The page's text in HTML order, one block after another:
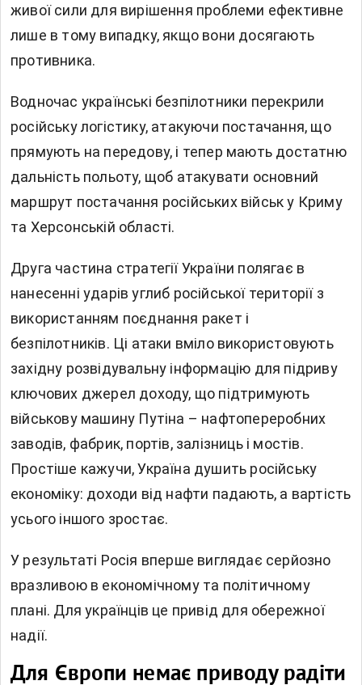
живої сили для вирішення проблеми ефективне
лише в тому випадку, якщо вони досягають
противника.
Водночас українські безпілотники перекрили
російську логістику, атакуючи постачання, що
прямують на передову, і тепер мають достатню
дальність польоту, щоб атакувати основний
маршрут постачання російських військ у Криму
та Херсонській області.
Друга частина стратегії України полягає в
нанесенні ударів углиб російської території з
використанням поєднання ракет і
безпілотників. Ці атаки вміло використовують
західну розвідувальну інформацію для підриву
ключових джерел доходу, що підтримують
військову машину Путіна – нафтопереробних
заводів, фабрик, портів, залізниць і мостів.
Простіше кажучи, Україна душить російську
економіку: доходи від нафти падають, а вартість
усього іншого зростає.
У результаті Росія вперше виглядає серйозно
вразливою в економічному та політичному
плані. Для українців це привід для обережної
надії.
Для Європи немає приводу радіти